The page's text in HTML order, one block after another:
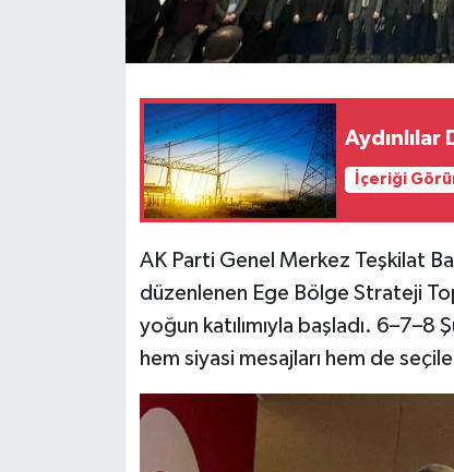
İçeriği
AK Parti Genel Merkez Teşkilat
düzenlenen Ege Bölge Strateji
yoğun katılımıyla başladı.
hem siyasi mesajları hem de